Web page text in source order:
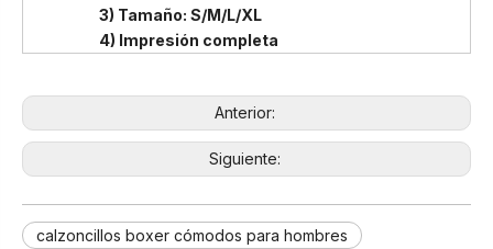
3) Tamaño: S/M/L/XL
4) Impresión completa
Anterior:
Siguiente:
calzoncillos boxer cómodos para hombres